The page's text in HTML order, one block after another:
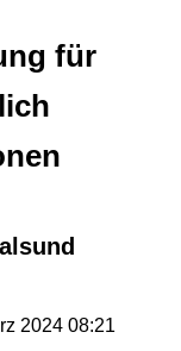
für
2024 08:21